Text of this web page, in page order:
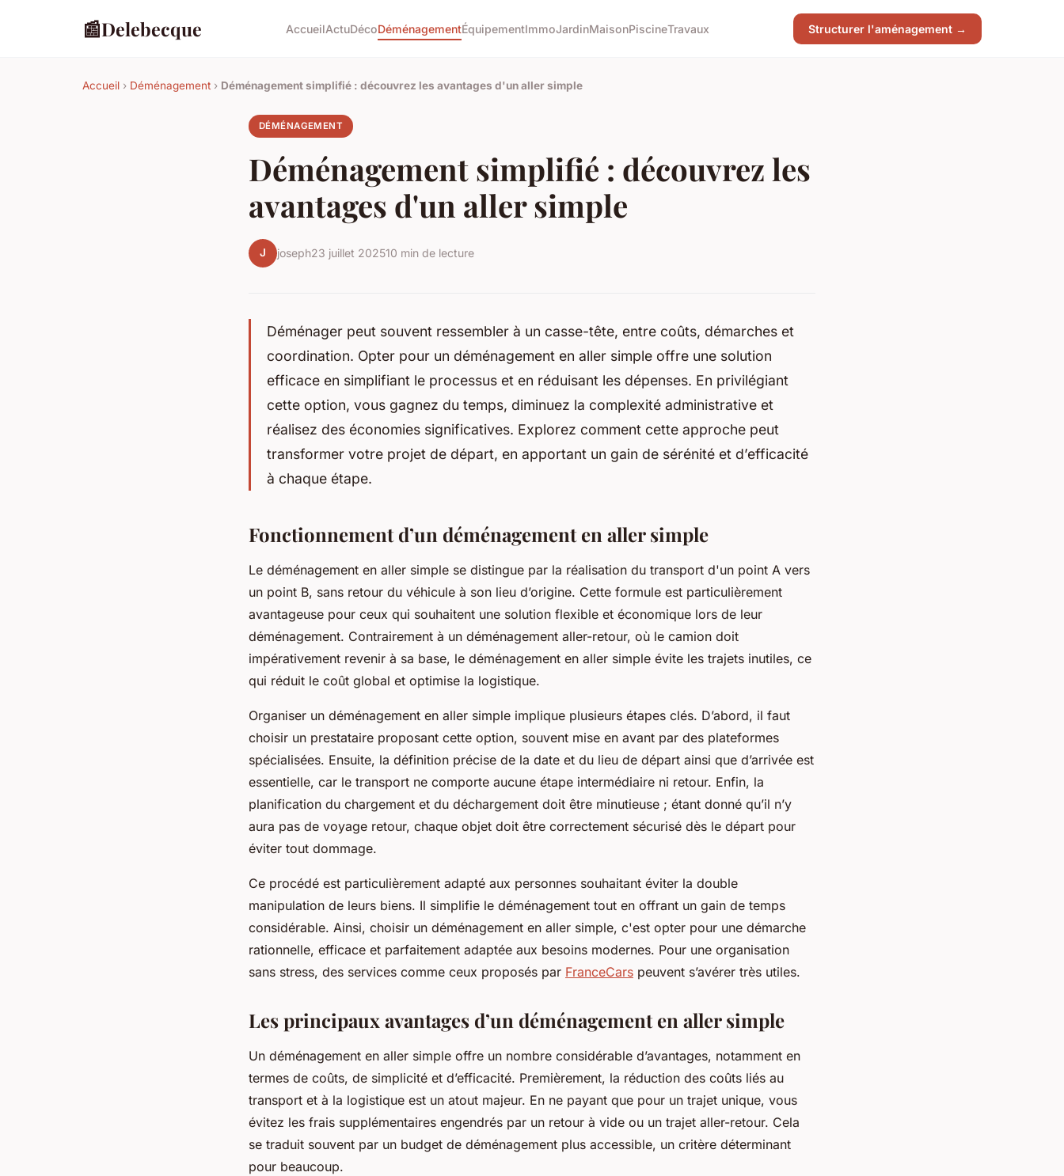
📰Delebecque AccueilActuDécoDéménagementÉquipementImmoJardinMaisonPiscineTravaux Structurer l'aménagement →
Accueil › Déménagement › Déménagement simplifié : découvrez les avantages d'un aller simple
DÉMÉNAGEMENT
Déménagement simplifié : découvrez les
avantages d'un aller simple
J joseph23 juillet 202510 min de lecture
Déménager peut souvent ressembler à un casse-tête, entre coûts, démarches et
coordination. Opter pour un déménagement en aller simple offre une solution
efficace en simplifiant le processus et en réduisant les dépenses. En privilégiant
cette option, vous gagnez du temps, diminuez la complexité administrative et
réalisez des économies significatives. Explorez comment cette approche peut
transformer votre projet de départ, en apportant un gain de sérénité et d’efficacité
à chaque étape.
Fonctionnement d’un déménagement en aller simple
Le déménagement en aller simple se distingue par la réalisation du transport d'un point A vers
un point B, sans retour du véhicule à son lieu d’origine. Cette formule est particulièrement
avantageuse pour ceux qui souhaitent une solution flexible et économique lors de leur
déménagement. Contrairement à un déménagement aller-retour, où le camion doit
impérativement revenir à sa base, le déménagement en aller simple évite les trajets inutiles, ce
qui réduit le coût global et optimise la logistique.
Organiser un déménagement en aller simple implique plusieurs étapes clés. D’abord, il faut
choisir un prestataire proposant cette option, souvent mise en avant par des plateformes
spécialisées. Ensuite, la définition précise de la date et du lieu de départ ainsi que d’arrivée est
essentielle, car le transport ne comporte aucune étape intermédiaire ni retour. Enfin, la
planification du chargement et du déchargement doit être minutieuse ; étant donné qu’il n’y
aura pas de voyage retour, chaque objet doit être correctement sécurisé dès le départ pour
éviter tout dommage.
Ce procédé est particulièrement adapté aux personnes souhaitant éviter la double
manipulation de leurs biens. Il simplifie le déménagement tout en offrant un gain de temps
considérable. Ainsi, choisir un déménagement en aller simple, c'est opter pour une démarche
rationnelle, efficace et parfaitement adaptée aux besoins modernes. Pour une organisation
sans stress, des services comme ceux proposés par FranceCars peuvent s’avérer très utiles.
Les principaux avantages d’un déménagement en aller simple
Un déménagement en aller simple offre un nombre considérable d’avantages, notamment en
termes de coûts, de simplicité et d’efficacité. Premièrement, la réduction des coûts liés au
transport et à la logistique est un atout majeur. En ne payant que pour un trajet unique, vous
évitez les frais supplémentaires engendrés par un retour à vide ou un trajet aller-retour. Cela
se traduit souvent par un budget de déménagement plus accessible, un critère déterminant
pour beaucoup.